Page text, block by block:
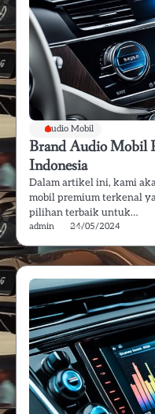
Audio Mobil
Brand Audio Mobil
Indonesia
Dalam artikel ini, kami
mobil premium terkenal
pilihan terbaik untuk…
admin 24/05/2024